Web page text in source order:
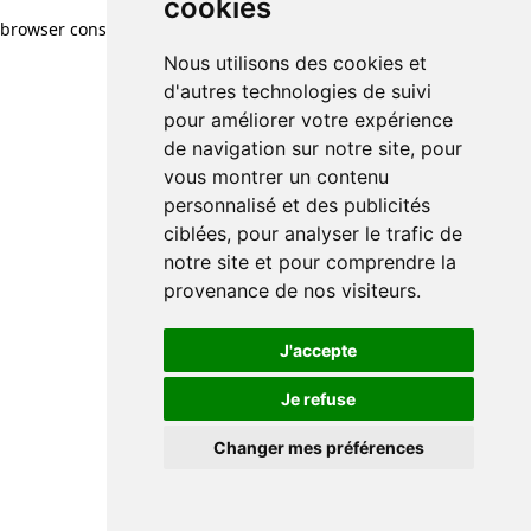
cookies
Nous utilisons des cookies et
d'autres technologies de suivi
pour améliorer votre expérience
de navigation sur notre site, pour
vous montrer un contenu
personnalisé et des publicités
ciblées, pour analyser le trafic de
notre site et pour comprendre la
provenance de nos visiteurs.
J'accepte
Je refuse
Changer mes préférences
browser console for more information)